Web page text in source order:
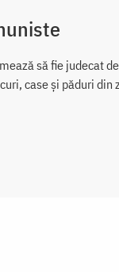
să fie judecat
case și păduri din